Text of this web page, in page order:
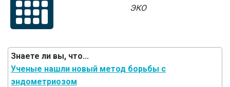
ЭКО
Знаете ли вы, что...
Ученые нашли новый метод борьбы с
эндометриозом